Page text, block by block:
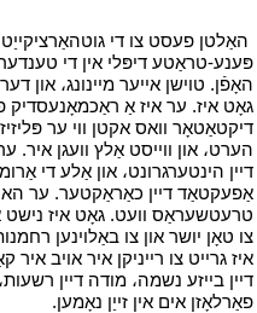
האַלטן פעסט צו די גוטהאַרציקייַט
פּענע-טראַטע דיפּלי אין די טענדערז
האָפֿן. טוישן אייער מיינונג، און
גאָט איז. ער איז אַ ראַכמאָנעסדיק
דיקטאַטאָר וואס אקטן ווי ער
הערט، און ווייסט אַלץ וועגן איר. ער
דיין הינטערגרונט، און אַלע די
אַפעקטאַד דיין כאַראַקטער. ער האט
טרעטשעראַס וועט. גאָט איז נישט
צו טאָן יושר און צו באַלוינען
איז גרייט צו רייניקן איר אויב
דיין בייזע נשמה، מודה דיין רשעות،
פאַרלאָזן אים אין זייַן נאָמען.